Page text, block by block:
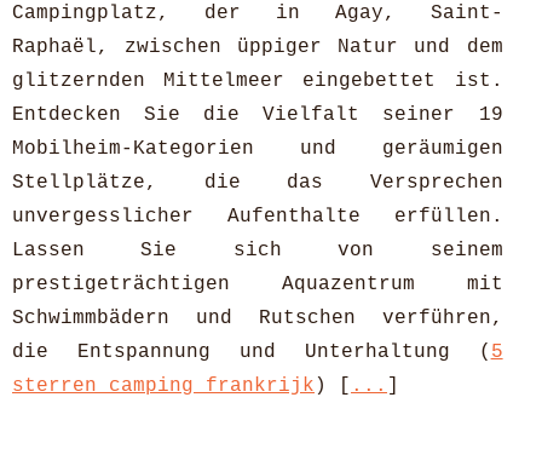
Campingplatz, der in Agay, Saint-
Raphaël, zwischen üppiger Natur und dem
glitzernden Mittelmeer eingebettet ist.
Entdecken Sie die Vielfalt seiner 19
Mobilheim-Kategorien und geräumigen
Stellplätze, die das Versprechen
unvergesslicher Aufenthalte erfüllen.
Lassen Sie sich von seinem
prestigeträchtigen Aquazentrum mit
Schwimmbädern und Rutschen verführen,
die Entspannung und Unterhaltung ( 5
sterren camping frankrijk ) [ ...